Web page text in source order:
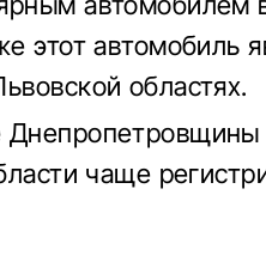
этот автомобиль
областях.
чаще